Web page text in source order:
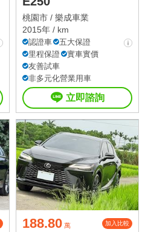
桃園市 / 樂成車業
2015年 / km
認證車
五大保證
里程保證
實車實價
友善試車
非多元化營業用車
立即諮詢
188.80 萬 加入比較